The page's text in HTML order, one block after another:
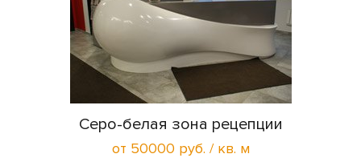
Серо-белая зона рецепции
от 50000 руб. / кв. м